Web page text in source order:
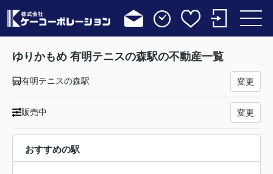
ゆりかもめ 有明テニスの森駅の不動産一覧
有明テニスの森駅 変更
販売中 変更
おすすめの駅